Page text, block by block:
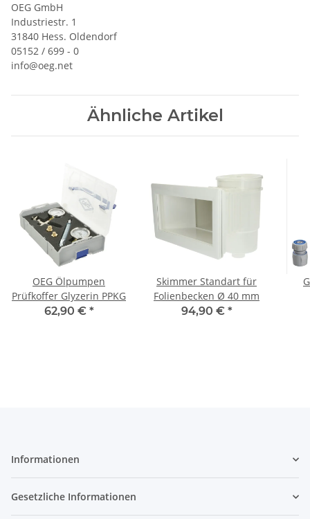
OEG GmbH
Industriestr. 1
31840 Hess. Oldendorf
05152 / 699 - 0
info@oeg.net
Ähnliche Artikel
OEG Ölpumpen
Prüfkoffer Glyzerin PPKG
62,90 € *
Skimmer Standart für
Folienbecken Ø 40 mm
94,90 € *
Informationen
Gesetzliche Informationen